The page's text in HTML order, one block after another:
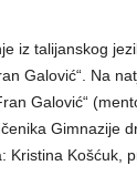
iz talijanskog
Galović“. Na
Galović“
Gimnazije
Kristina Košćuk,